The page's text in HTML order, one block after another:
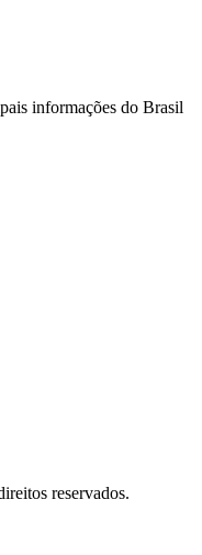
informações do Brasil
reservados.